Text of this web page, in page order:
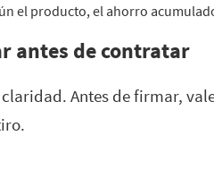
el producto, el ahorro
antes de contratar
Antes de firmar,